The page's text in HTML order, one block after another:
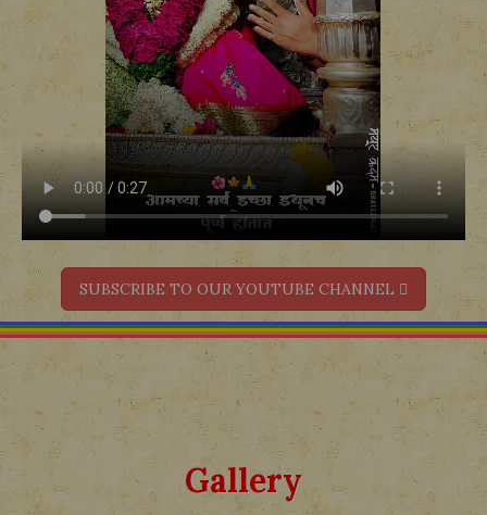
SUBSCRIBE TO OUR YOUTUBE CHANNEL
Gallery